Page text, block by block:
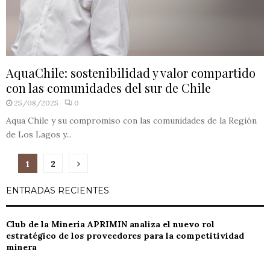
AquaChile: sostenibilidad y valor compartido
con las comunidades del sur de Chile
25/08/2025 0
Aqua Chile y su compromiso con las comunidades de la Región
de Los Lagos y...
Paginación
de
entradas
1 2
ENTRADAS RECIENTES
Club de la Minería APRIMIN analiza el nuevo rol
estratégico de los proveedores para la competitividad
minera